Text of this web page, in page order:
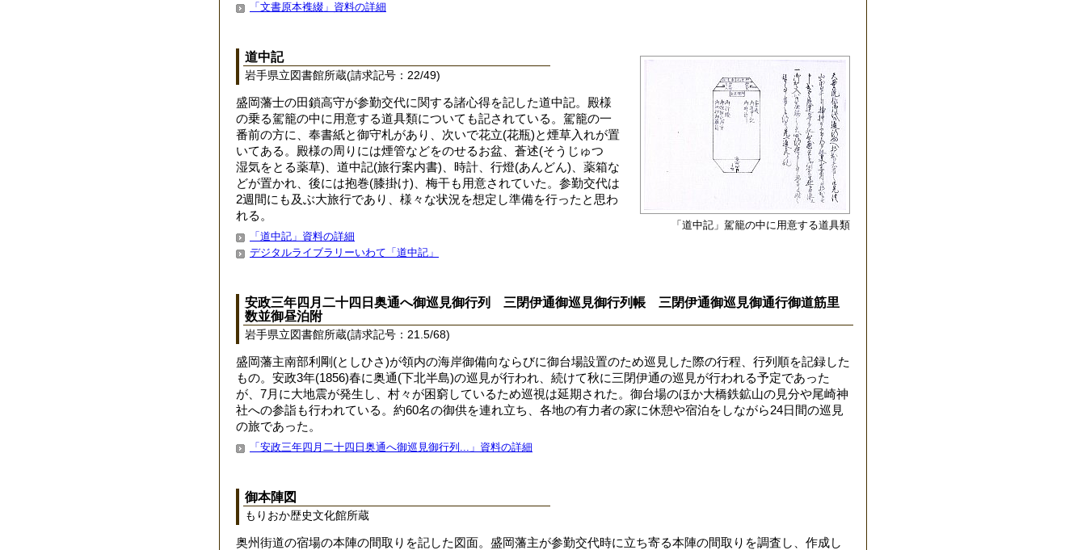
「文書原本襍綴」資料の詳細
道中記
岩手県立図書館所蔵(請求記号：22/49)
「道中記」駕籠の中に用意する道具類
盛岡藩士の田鎖高守が参勤交代に関する諸心得を記した道中記。殿様
の乗る駕籠の中に用意する道具類についても記されている。駕籠の一
番前の方に、奉書紙と御守札があり、次いで花立(花瓶)と煙草入れが置
いてある。殿様の周りには煙管などをのせるお盆、蒼述(そうじゅつ
湿気をとる薬草)、道中記(旅行案内書)、時計、行燈(あんどん)、薬箱な
どが置かれ、後には抱巻(膝掛け)、梅干も用意されていた。参勤交代は
2週間にも及ぶ大旅行であり、様々な状況を想定し準備を行ったと思わ
れる。
「道中記」資料の詳細
デジタルライブラリーいわて「道中記」
安政三年四月二十四日奥通へ御巡見御行列 三閉伊通御巡見御行列帳 三閉伊通御巡見御通行御道筋里
数並御昼泊附
岩手県立図書館所蔵(請求記号：21.5/68)
盛岡藩主南部利剛(としひさ)が領内の海岸御備向ならびに御台場設置のため巡見した際の行程、行列順を記録した
もの。安政3年(1856)春に奥通(下北半島)の巡見が行われ、続けて秋に三閉伊通の巡見が行われる予定であった
が、7月に大地震が発生し、村々が困窮しているため巡視は延期された。御台場のほか大橋鉄鉱山の見分や尾崎神
社への参詣も行われている。約60名の御供を連れ立ち、各地の有力者の家に休憩や宿泊をしながら24日間の巡見
の旅であった。
「安政三年四月二十四日奥通へ御巡見御行列...」資料の詳細
御本陣図
もりおか歴史文化館所蔵
奥州街道の宿場の本陣の間取りを記した図面。盛岡藩主が参勤交代時に立ち寄る本陣の間取りを調査し、作成し